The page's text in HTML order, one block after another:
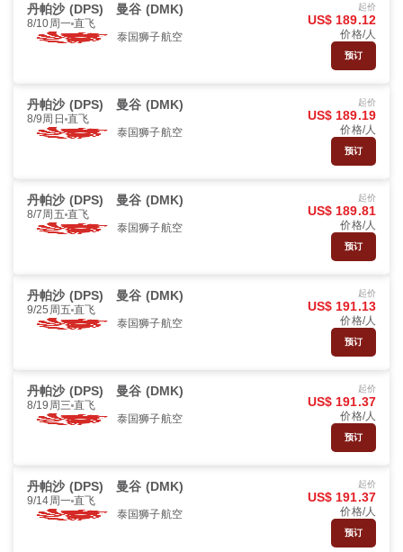
丹帕沙 (DPS) 曼谷 (DMK)
8/10周一 直飞
泰国狮子航空
起价
US$ 189.12
价格/人
预订
丹帕沙 (DPS) 曼谷 (DMK)
8/9周日 直飞
泰国狮子航空
起价
US$ 189.19
价格/人
预订
丹帕沙 (DPS) 曼谷 (DMK)
8/7周五 直飞
泰国狮子航空
起价
US$ 189.81
价格/人
预订
丹帕沙 (DPS) 曼谷 (DMK)
9/25周五 直飞
泰国狮子航空
起价
US$ 191.13
价格/人
预订
丹帕沙 (DPS) 曼谷 (DMK)
8/19周三 直飞
泰国狮子航空
起价
US$ 191.37
价格/人
预订
丹帕沙 (DPS) 曼谷 (DMK)
9/14周一 直飞
泰国狮子航空
起价
US$ 191.37
价格/人
预订